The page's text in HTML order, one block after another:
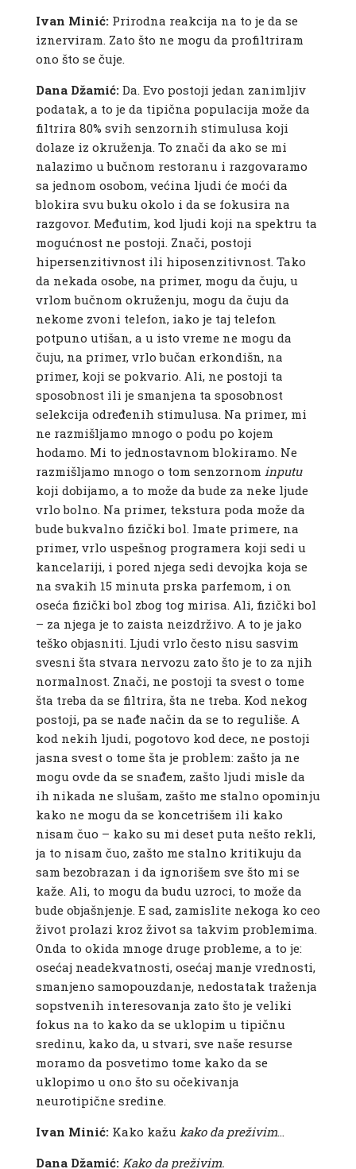
Ivan Minić:Prirodna reakcija na to je da se
iznerviram. Zato što ne mogu da profiltriram
ono što se čuje.
Dana Džamić:Da. Evo postoji jedan zanimljiv
podatak, a to je da tipična populacija može da
filtrira 80% svih senzornih stimulusa koji
dolaze iz okruženja. To znači da ako se mi
nalazimo u bučnom restoranu i razgovaramo
sa jednom osobom, većina ljudi će moći da
blokira svu buku okolo i da se fokusira na
razgovor. Međutim, kod ljudi koji na spektru ta
mogućnost ne postoji. Znači, postoji
hipersenzitivnost ili hiposenzitivnost. Tako
da nekada osobe, na primer, mogu da čuju, u
vrlom bučnom okruženju, mogu da čuju da
nekome zvoni telefon, iako je taj telefon
potpuno utišan, a u isto vreme ne mogu da
čuju, na primer, vrlo bučan erkondišn, na
primer, koji se pokvario. Ali, ne postoji ta
sposobnost ili je smanjena ta sposobnost
selekcija određenih stimulusa. Na primer, mi
ne razmišljamo mnogo o podu po kojem
hodamo. Mi to jednostavnom blokiramo. Ne
razmišljamo mnogo o tom senzornom inputu
koji dobijamo, a to može da bude za neke ljude
vrlo bolno. Na primer, tekstura poda može da
bude bukvalno fizički bol. Imate primere, na
primer, vrlo uspešnog programera koji sedi u
kancelariji, i pored njega sedi devojka koja se
na svakih 15 minuta prska parfemom, i on
oseća fizički bol zbog tog mirisa. Ali, fizički bol
– za njega je to zaista neizdrživo. A to je jako
teško objasniti. Ljudi vrlo često nisu sasvim
svesni šta stvara nervozu zato što je to za njih
normalnost. Znači, ne postoji ta svest o tome
šta treba da se filtrira, šta ne treba. Kod nekog
postoji, pa se nađe način da se to reguliše. A
kod nekih ljudi, pogotovo kod dece, ne postoji
jasna svest o tome šta je problem: zašto ja ne
mogu ovde da se snađem, zašto ljudi misle da
ih nikada ne slušam, zašto me stalno opominju
kako ne mogu da se koncetrišem ili kako
nisam čuo – kako su mi deset puta nešto rekli,
ja to nisam čuo, zašto me stalno kritikuju da
sam bezobrazan i da ignorišem sve što mi se
kaže. Ali, to mogu da budu uzroci, to može da
bude objašnjenje. E sad, zamislite nekoga ko ceo
život prolazi kroz život sa takvim problemima.
Onda to okida mnoge druge probleme, a to je:
osećaj neadekvatnosti, osećaj manje vrednosti,
smanjeno samopouzdanje, nedostatak traženja
sopstvenih interesovanja zato što je veliki
fokus na to kako da se uklopim u tipičnu
sredinu, kako da, u stvari, sve naše resurse
moramo da posvetimo tome kako da se
uklopimo u ono što su očekivanja
neurotipične sredine.
Ivan Minić: Kako kažu kako da preživim…
Dana Džamić: Kako da preživim.